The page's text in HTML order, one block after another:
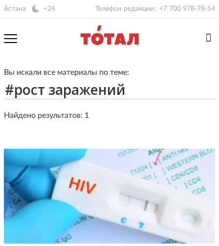
Астана +24 Телефон редакции: +7 700 978-78-54
Вы искали все материалы по теме:
Найдено результатов: 1